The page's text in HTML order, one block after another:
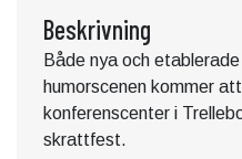
Beskrivning
Både nya och
humorscenen kommer
konferenscenter i
skrattfest.